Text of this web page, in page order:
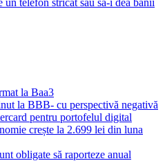
un telefon stricat sau sa-i dea banii
la Baa3
la BBB- cu perspectivă negativă
pentru portofelul digital
crește la 2.699 lei din luna
obligate să raporteze anual